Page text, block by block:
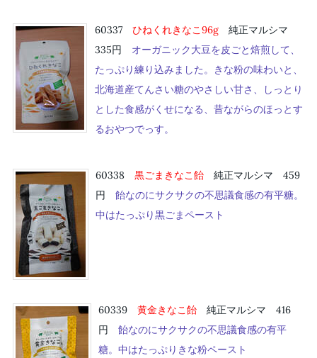
60337 ひねくれきなこ96g純正マルシマ
335円 オーガニック大豆を皮ごと焙煎して、
たっぷり練り込みました。きな粉の味わいと、
北海道産てんさい糖のやさしい甘さ、しっとり
とした食感がくせになる、昔ながらのほっとす
るおやつでっす。
60338 黒ごまきなこ飴純正マルシマ 459
円 飴なのにサクサクの不思議食感の有平糖。
中はたっぷり黒ごまペースト
60339 黄金きなこ飴純正マルシマ 416
円 飴なのにサクサクの不思議食感の有平
糖。中はたっぷりきな粉ペースト